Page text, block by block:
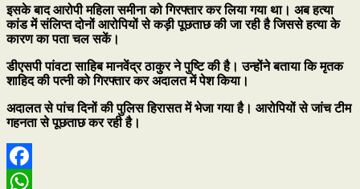
इसके बाद आरोपी महिला समीना को गिरफ्तार कर लिया गया था। अब हत्या
कांड में संलिप्त दोनों आरोपियों से कड़ी पूछताछ की जा रही है जिससे हत्या के
कारण का पता चल सकें।
डीएसपी पांवटा साहिब मानवेंद्र ठाकुर ने पुष्टि की है। उन्होंने बताया कि मृतक
शाहिद की पत्नी को गिरफ्तार कर अदालत में पेश किया।
अदालत से पांच दिनों की पुलिस हिरासत में भेजा गया है। आरोपियों से जांच टीम
गहनता से पूछताछ कर रही है।
Facebook